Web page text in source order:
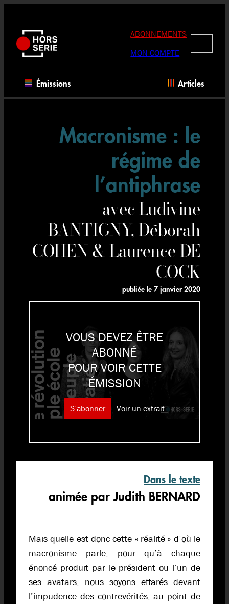
contenu
ABONNEMENTS
MON COMPTE
Émissions Articles
Macronisme : le
régime de
l’antiphrase
avec Ludivine
BANTIGNY, Déborah
COHEN & Laurence DE
COCK
publiée le 7 janvier 2020
VOUS DEVEZ ÊTRE
ABONNÉ
POUR VOIR CETTE
ÉMISSION
S’abonner Voir un extrait
Dans le texte
animée par Judith BERNARD
Mais quelle est donc cette « réalité » d’où le
macronisme parle, pour qu’à chaque
énoncé produit par le président ou l’un de
ses avatars, nous soyons effarés devant
l’impudence des contrevérités, au point de